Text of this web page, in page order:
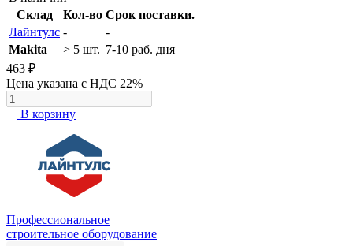
Склад
Кол-во Срок поставки.
Лайнтулс -
-
Makita
> 5 шт. 7-10 раб. дня
463 ₽
Цена указана с НДС 22%
В корзину
Профессиональное
строительное оборудование